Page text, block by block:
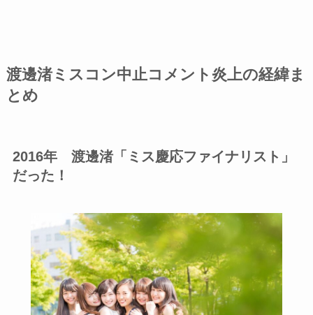
渡邊渚ミスコン中止コメント炎上の経緯ま
とめ
2016年 渡邊渚「ミス慶応ファイナリスト」
だった！